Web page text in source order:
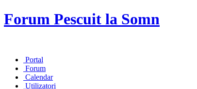
Forum Pescuit la Somn
Portal
Forum
Calendar
Utilizatori